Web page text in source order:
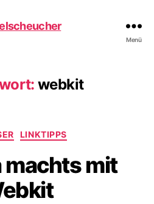
Menü
webkit
Kategorien
LINKTIPPS
machts mit